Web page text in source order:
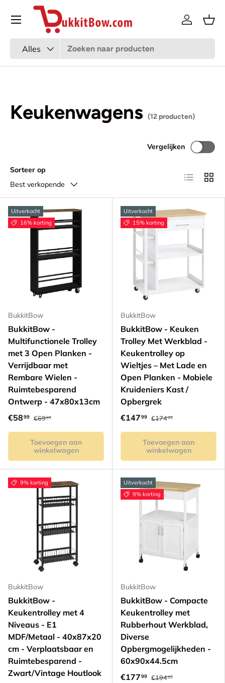
Ga naar inhoud
Alles
Inloggen
Menu
Keukenwagens (12 producten)
Sorteer op
Best verkopende
Vergelijken
Lijst
Uitverkocht
16% korting
BukkitBow
BukkitBow -
Multifunctionele Trolley
met 3 Open Planken -
Verrijdbaar met
Rembare Wielen -
Ruimtebesparend
Ontwerp - 47x80x13cm
€5899 €6999
Toevoegen aan
winkelwagen
Uitverkocht
15% korting
BukkitBow
BukkitBow - Keuken
Trolley Met Werkblad -
Keukentrolley op
Wieltjes – Met Lade en
Open Planken - Mobiele
Kruideniers Kast /
Opbergrek
€14799 €17499
Toevoegen aan
winkelwagen
9% korting
BukkitBow
BukkitBow -
Keukentrolley met 4
Niveaus - E1
MDF/Metaal - 40x87x20
cm - Verplaatsbaar en
Ruimtebesparend -
Zwart/Vintage Houtlook
Uitverkocht
9% korting
BukkitBow
BukkitBow - Compacte
Keukentrolley met
Rubberhout Werkblad,
Diverse
Opbergmogelijkheden -
60x90x44.5cm
€17799 €19499